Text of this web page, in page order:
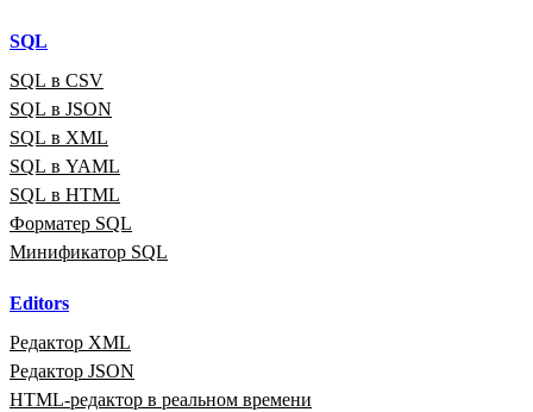
SQL
SQL в CSV
SQL в JSON
SQL в XML
SQL в YAML
SQL в HTML
Форматер SQL
Минификатор SQL
Editors
Редактор XML
Редактор JSON
HTML‑редактор в реальном времени